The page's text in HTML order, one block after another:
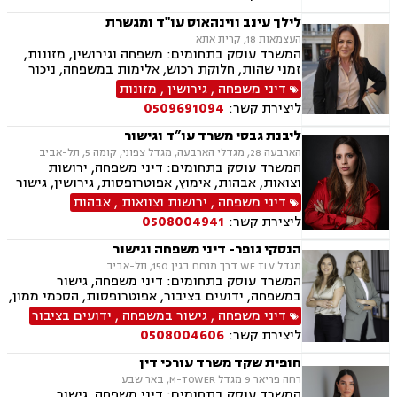
אלימות במשפחה, דיני חוזים, פינוי מושכר
לילך עינב ווינהאוס עו"ד ומגשרת
העצמאות 18, קרית אתא
המשרד עוסק בתחומים: משפחה וגירושין, מזונות,
זמני שהות, חלוקת רכוש, אלימות במשפחה, ניכור
הורי, גישור במשפחה, פירוק שיתוף, מעמד אישי,
ליטיגציה, צווי מניעה, הסכמי ממון, אחריות הורית,
קביעת גיל, אפוטרופסות, צוואות וירושות, ייפוי כוח
מתמשך, סכסוכי שכנים, חוזים והסכמים, פינוי
מושכר, לשון הרע, אסטרטגיה משפטית.
דיני משפחה ,גירושין, מזונות
ליצירת קשר: 0509691094
ליבנת גבסי משרד עו”ד וגישור
הארבעה 28, מגדלי הארבעה, מגדל צפוני, קומה 5, תל-אביב
המשרד עוסק בתחומים: דיני משפחה, ירושות
וצואות, אבהות, אימוץ, אפוטרופסות, גירושין, גישור
במשפחה, הורות חד מינית, הסכמי ממון, זמני שהות,
חטיפת ילדים, חלוקת רכוש, ידועים בציבור, ייפוי כוח
מתמשך, ייצוג קטינים, מזונות, מעמד אישי, תיאום
הורי, פונדקאות, נשואים אזרחיים, ניכור הורי,
אלימות במשפחה
דיני משפחה , ירושות וצוואות ,אבהות
ליצירת קשר: 0508004941
הנסקי גופר- דיני משפחה וגישור
מגדל WE TLV דרך מנחם בגין 150, תל-אביב
המשרד עוסק בתחומים: דיני משפחה, גישור
במשפחה, ידועים בציבור, אפוטרופסות, הסכמי ממון,
הסכמי חיים משותפים, הורות משותפת, הורות חד
מינית, אבהות, צווי הורות פסיקתיים, ייפוי כוח
מתמשך, ירושות וצוואות, גירושין, מזונות, זמני
שהות, איזון משאבים וחלוקת רכוש.
דיני משפחה ,גישור במשפחה , ידועים בציבור
ליצירת קשר: 0508004606
חופית שקד משרד עורכי דין
רחה פריאר 9 מגדל M-TOWER, באר שבע